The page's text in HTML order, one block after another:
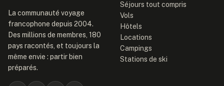
La communauté voyage
francophone depuis 2004.
Des millions de membres, 180
pays racontés, et toujours la
même envie : partir bien
préparés.
Séjours tout compris
Vols
Hôtels
Locations
Campings
Stations de ski